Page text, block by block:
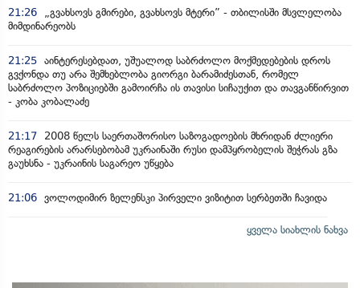
21:26
„გვახსოვს გმირები, გვახსოვს მტერი” - თბილისში მსვლელობა
მიმდინარეობს
21:25 აინტერესებდათ, უშუალოდ საბრძოლო მოქმედებების დროს
გვქონდა თუ არა შემხებლობა გიორგი ბარამიძესთან, რომელ
საბრძოლო პოზიციებში გამოირჩა ის თავისი სიჩაუქით და თავგანწირვით
- კობა კობალაძე
21:17
2008 წელს საერთაშორისო საზოგადოების მხრიდან ძლიერი
რეაგირების არარსებობამ უკრაინაში რუსი დამპყრობელის შეჭრას გზა
გაუხსნა - უკრაინის საგარეო უწყება
21:06 ვოლოდიმირ ზელენსკი პირველი ვიზიტით სერბეთში ჩავიდა
ყველა სიახლის ნახვა